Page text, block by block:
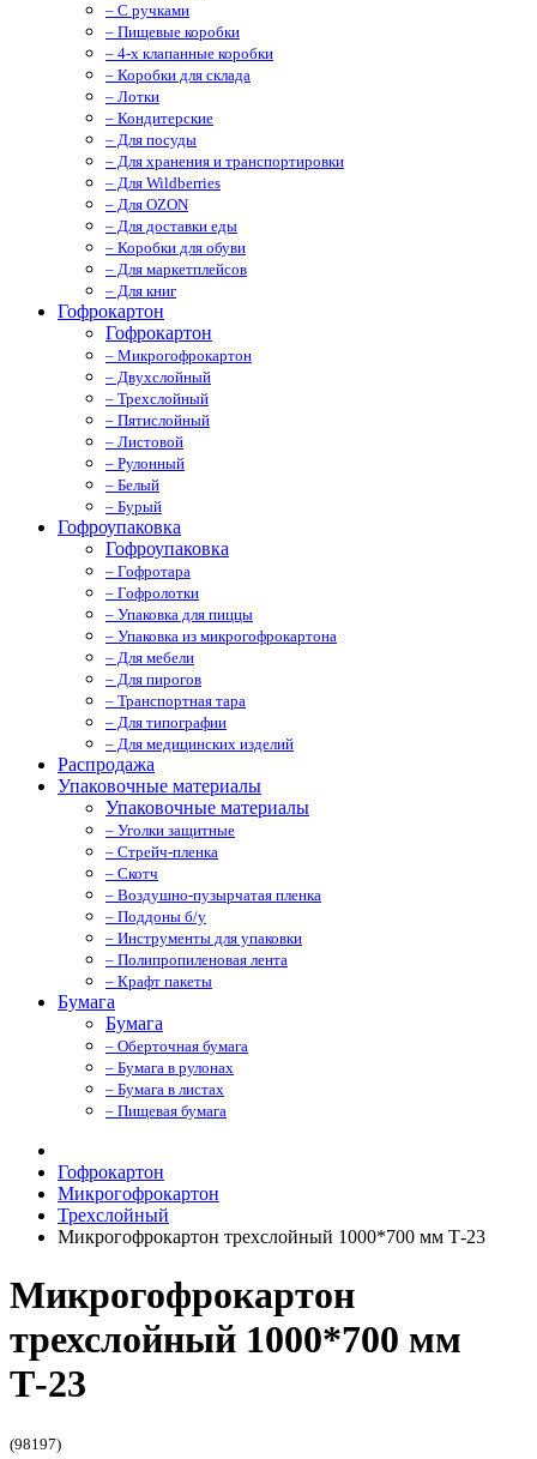
– С ручками
– Пищевые коробки
– 4-х клапанные коробки
– Коробки для склада
– Лотки
– Кондитерские
– Для посуды
– Для хранения и транспортировки
– Для Wildberries
– Для OZON
– Для доставки еды
– Коробки для обуви
– Для маркетплейсов
– Для книг
Гофрокартон
Гофрокартон
– Микрогофрокартон
– Двухслойный
– Трехслойный
– Пятислойный
– Листовой
– Рулонный
– Белый
– Бурый
Гофроупаковка
Гофроупаковка
– Гофротара
– Гофролотки
– Упаковка для пиццы
– Упаковка из микрогофрокартона
– Для мебели
– Для пирогов
– Транспортная тара
– Для типографии
– Для медицинских изделий
Распродажа
Упаковочные материалы
Упаковочные материалы
– Уголки защитные
– Стрейч-пленка
– Скотч
– Воздушно-пузырчатая пленка
– Поддоны б/у
– Инструменты для упаковки
– Полипропиленовая лента
– Крафт пакеты
Бумага
Бумага
– Оберточная бумага
– Бумага в рулонах
– Бумага в листах
– Пищевая бумага
Гофрокартон
Микрогофрокартон
Трехслойный
Микрогофрокартон трехслойный 1000*700 мм Т-23
Микрогофрокартон
трехслойный 1000*700 мм
Т-23
(98197)